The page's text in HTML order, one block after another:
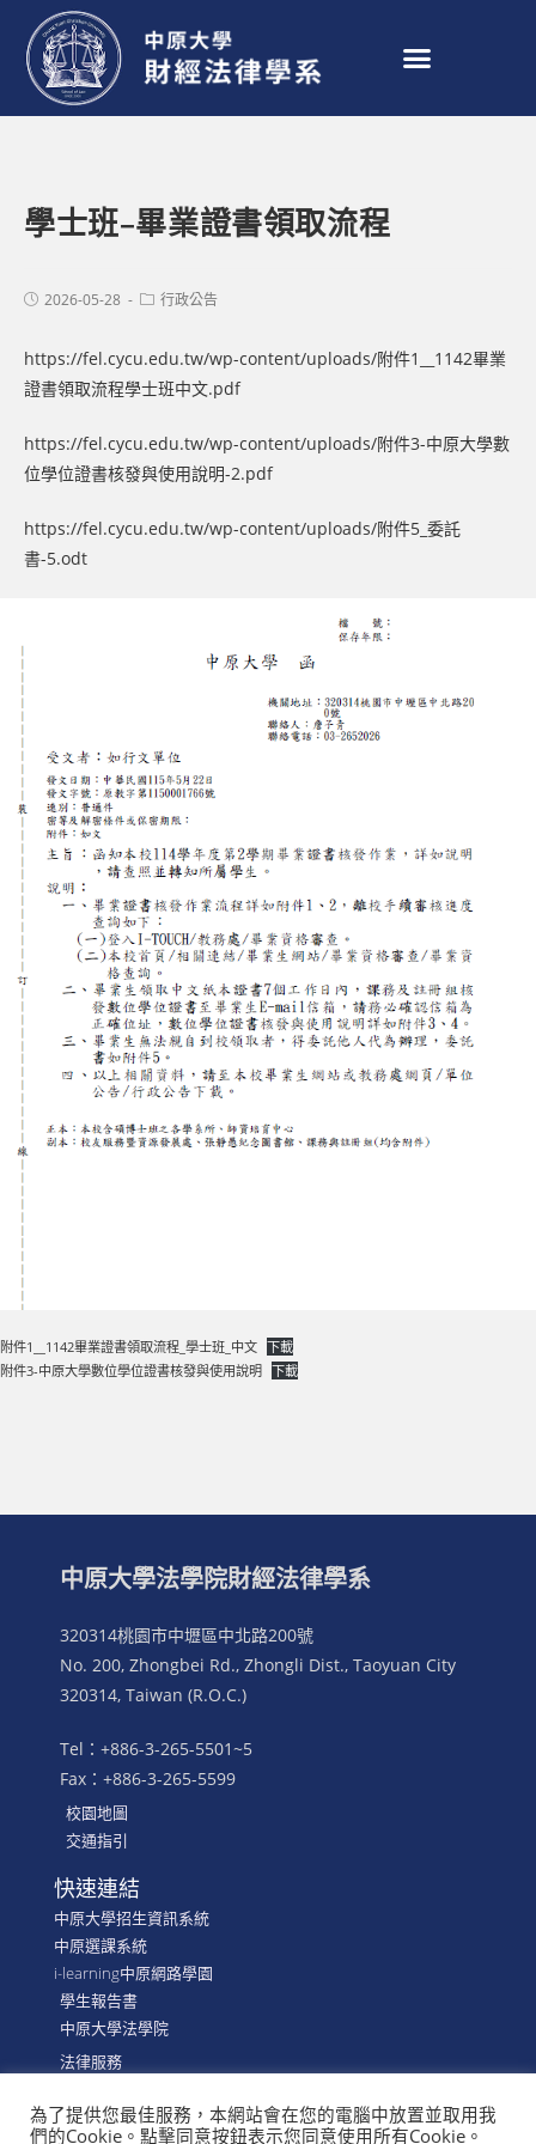
學士班–畢業證書領取流程
2026-05-28 行政公告
https://fel.cycu.edu.tw/wp-content/uploads/附件1__1142畢業
證書領取流程學士班中文.pdf
https://fel.cycu.edu.tw/wp-content/uploads/附件3-中原大學數
位學位證書核發與使用說明-2.pdf
https://fel.cycu.edu.tw/wp-content/uploads/附件5_委託
書-5.odt
附件1__1142畢業證書領取流程_學士班_中文 下載
附件3-中原大學數位學位證書核發與使用說明
下載
中原大學法學院財經法律學系
320314桃園市中壢區中北路200號
No. 200, Zhongbei Rd., Zhongli Dist., Taoyuan City
320314, Taiwan (R.O.C.)
Tel：+886-3-265-5501~5
Fax：+886-3-265-5599
校園地圖
交通指引
快速連結
中原大學招生資訊系統
中原選課系統
i-learning中原網路學園
學生報告書
中原大學法學院
法律服務
©CYCU, School of LAW, Department of Financial &
為了提供您最佳服務，本網站會在您的電腦中放置並取用我
們的Cookie。點擊同意按鈕表示您同意使用所有Cookie。